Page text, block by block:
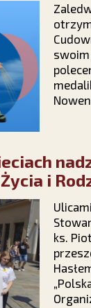
swoim
„Dar
23, a
i
ks.